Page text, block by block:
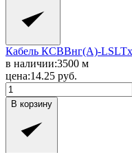
Кабель КСВВнг(A)-
в наличии:3500 м
цена:14.25 руб.
В корзину